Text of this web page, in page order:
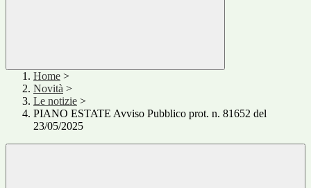
Home >
Novità >
Le notizie >
PIANO ESTATE Avviso Pubblico prot. n. 81652 del
23/05/2025